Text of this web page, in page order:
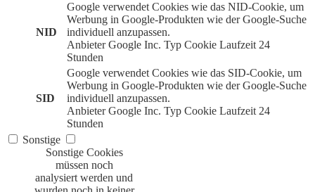
NID
Google verwendet Cookies wie das NID-Cookie, um
Werbung in Google-Produkten wie der Google-Suche
individuell anzupassen.
Anbieter Google Inc. Typ Cookie Laufzeit 24
Stunden
SID
Google verwendet Cookies wie das SID-Cookie, um
Werbung in Google-Produkten wie der Google-Suche
individuell anzupassen.
Anbieter Google Inc. Typ Cookie Laufzeit 24
Stunden
Sonstige
Sonstige Cookies
müssen noch
analysiert werden und